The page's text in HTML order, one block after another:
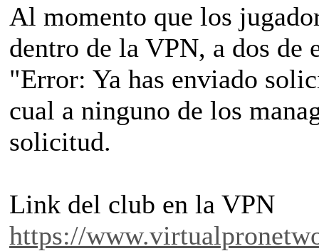
Al momento que los
dentro de la VPN, a dos de
"Error: Ya has enviado
cual a ninguno de los
solicitud.
Link del club en la VPN
https://